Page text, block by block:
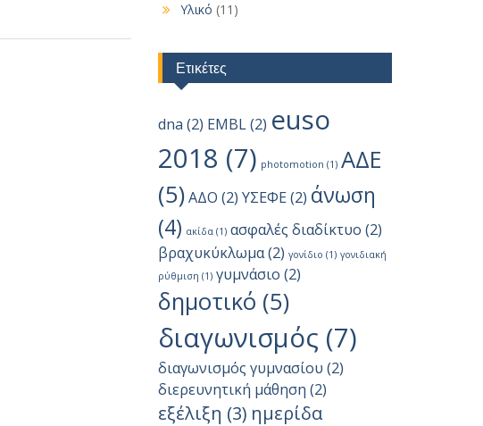
Υλικό (11)
Ετικέτες
dna (2) EMBL(2) euso
2018 (7) photomotion (1) ΑΔΕ
(5) ΑΔΟ (2) ΥΣΕΦΕ(2) άνωση
(4) ακίδα(1) ασφαλές διαδίκτυο (2)
βραχυκύκλωμα(2) γονίδιο (1) γονιδιακή
ρύθμιση (1) γυμνάσιο (2)
δημοτικό (5)
διαγωνισμός (7)
διαγωνισμός γυμνασίου (2)
διερευνητική μάθηση (2)
εξέλιξη (3) ημερίδα